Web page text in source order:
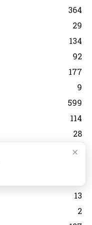
364
29
134
92
177
9
599
114
28
44
13
2
×